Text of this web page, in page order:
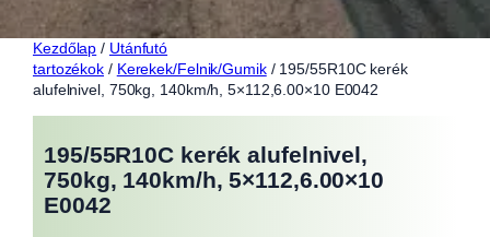
Kezdőlap / Utánfutó
tartozékok / Kerekek/Felnik/Gumik/ 195/55R10C kerék
alufelnivel, 750kg, 140km/h, 5×112,6.00×10 E0042
195/55R10C kerék alufelnivel,
750kg, 140km/h, 5×112,6.00×10
E0042